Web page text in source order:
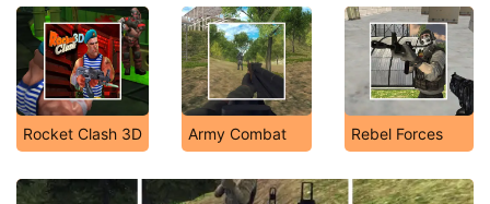
Rocket Clash 3D Army Combat Rebel Forces